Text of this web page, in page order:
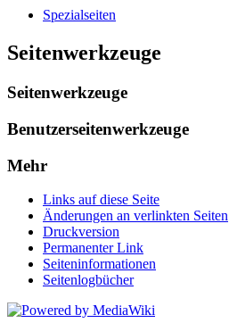
Spezialseiten
Seitenwerkzeuge
Seitenwerkzeuge
Benutzerseitenwerkzeuge
Mehr
Links auf diese Seite
Änderungen an verlinkten Seiten
Druckversion
Permanenter Link
Seiten­informationen
Seitenlogbücher